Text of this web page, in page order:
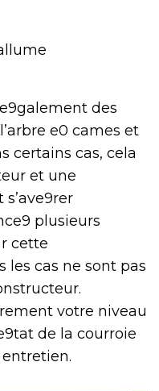
des
e0 cames et
certains cas, cela
et une
plusieurs
cette
les cas ne sont pas
votre niveau
de la courroie